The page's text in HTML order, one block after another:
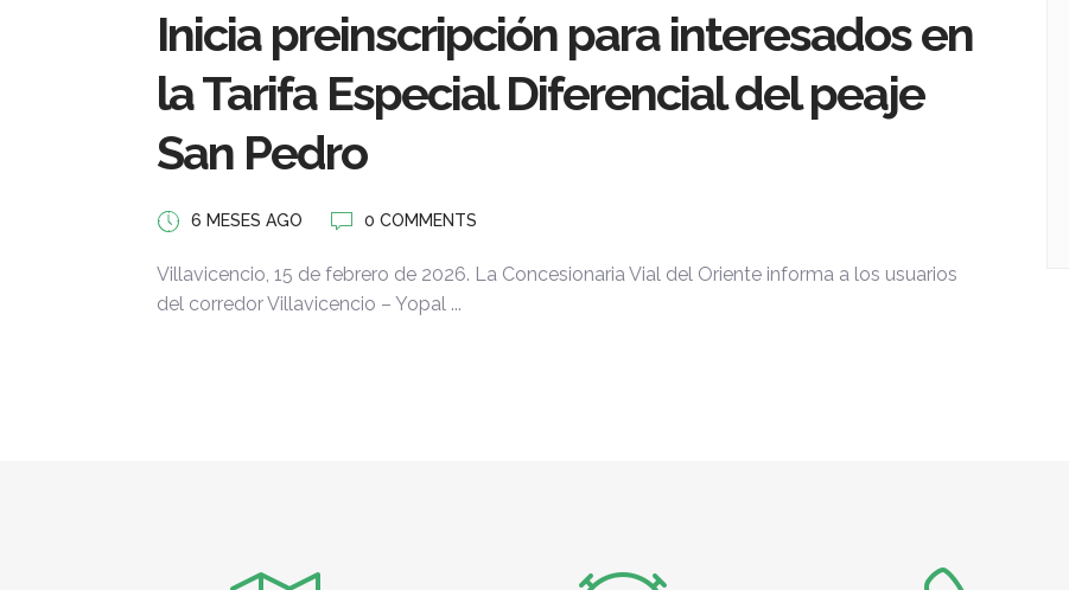
Inicia preinscripción para interesados en
la Tarifa Especial Diferencial del peaje
San Pedro
6 MESES AGO 0 COMMENTS
Villavicencio, 15 de febrero de 2026. La Concesionaria Vial del Oriente informa a los usuarios
del corredor Villavicencio – Yopal ...